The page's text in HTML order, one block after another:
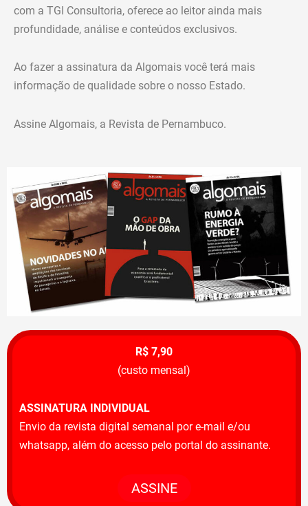
com a TGI Consultoria, oferece ao leitor ainda mais
profundidade, análise e conteúdos exclusivos.
Ao fazer a assinatura da Algomais você terá mais
informação de qualidade sobre o nosso Estado.
Assine Algomais, a Revista de Pernambuco.
R$ 7,90
(custo mensal)
ASSINATURA INDIVIDUAL
Envio da revista digital semanal por e-mail e/ou
whatsapp, além do acesso pelo portal do assinante.
ASSINE